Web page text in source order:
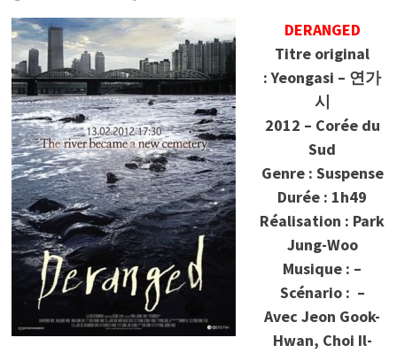
DERANGED
Titre original
: Yeongasi – 연가
시
2012 – Corée du
Sud
Genre : Suspense
Durée : 1h49
Réalisation : Park
Jung-Woo
Musique : –
Scénario : –
Avec Jeon Gook-
Hwan, Choi Il-